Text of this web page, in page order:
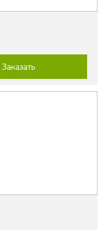
Заказать